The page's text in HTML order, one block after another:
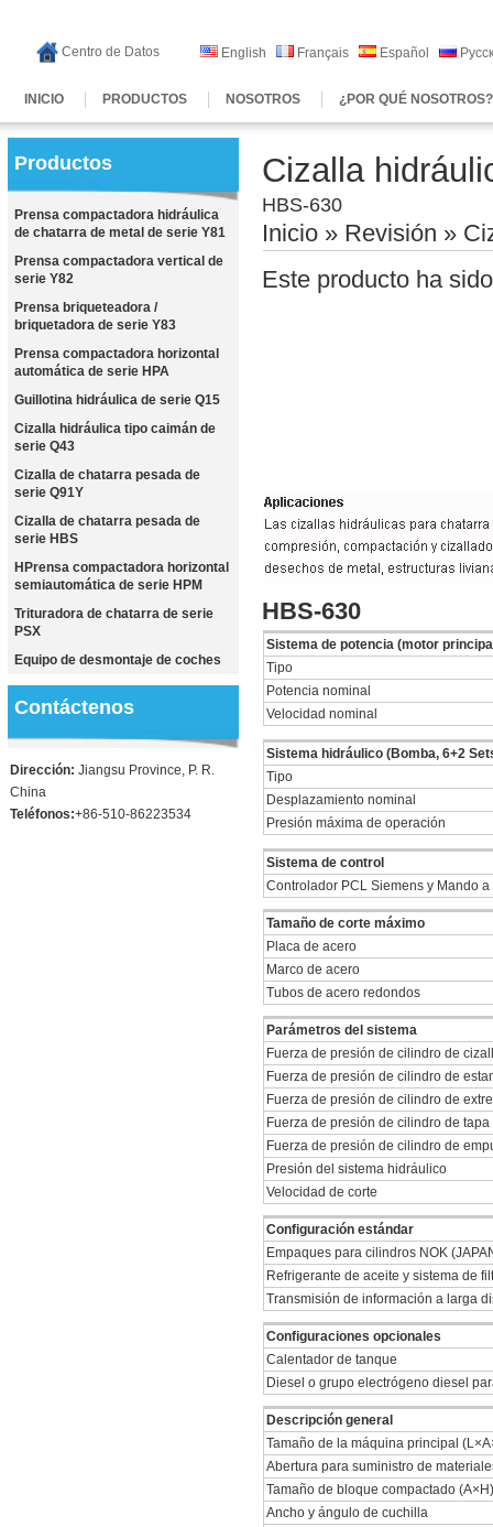
Centro de Datos English Français Español
INICIO PRODUCTOS NOSOTROS ¿POR QUÉ NOSOTROS?
Productos
Prensa compactadora hidráulica
de chatarra de metal de serie Y81
Prensa compactadora vertical de
serie Y82
Prensa briqueteadora /
briquetadora de serie Y83
Prensa compactadora horizontal
automática de serie HPA
Guillotina hidráulica de serie Q15
Cizalla hidráulica tipo caimán de
serie Q43
Cizalla de chatarra pesada de
serie Q91Y
Cizalla de chatarra pesada de
serie HBS
HPrensa compactadora horizontal
semiautomática de serie HPM
Trituradora de chatarra de serie
PSX
Equipo de desmontaje de coches
Contáctenos
Dirección: Jiangsu Province, P. R.
China
Teléfonos:+86-510-86223534
Cizalla
HBS-630
Inicio » Revisión »
Este producto ha
HBS-630
Sistema de potencia (motor
Tipo
Potencia nominal
Velocidad nominal
Sistema hidráulico (Bomba, 6+2
Tipo
Desplazamiento nominal
Presión máxima de operación
Sistema de control
Controlador PCL Siemens y Mando
Tamaño de corte máximo
Placa de acero
Marco de acero
Tubos de acero redondos
Parámetros del sistema
Fuerza de presión de cilindro de
Fuerza de presión de cilindro de
Fuerza de presión de cilindro de
Fuerza de presión de cilindro de tapa
Fuerza de presión de cilindro de
Presión del sistema hidráulico
Velocidad de corte
Configuración estándar
Empaques para cilindros NOK
Refrigerante de aceite y sistema de
Transmisión de información a larga
Configuraciones opcionales
Calentador de tanque
Diesel o grupo electrógeno diesel
Descripción general
Tamaño de la máquina principal
Abertura para suministro de
Tamaño de bloque compactado
Ancho y ángulo de cuchilla